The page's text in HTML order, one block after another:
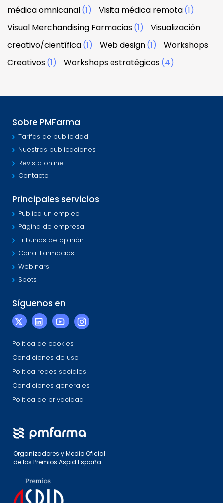
médica omnicanal(1) Visita médica remota(1)
Visual Merchandising Farmacias(1)
Visualización
creativo/científica(1) Web design(1)
Workshops
Creativos(1) Workshops estratégicos(4)
Sobre PMFarma
Tarifas de publicidad
Nuestras publicaciones
Revista online
Contacto
Principales servicios
Publica un empleo
Página de empresa
Tribunas de opinión
Canal Farmacias
Webinars
Spots
Síguenos en
Política de cookies
Condiciones de uso
Política redes sociales
Condiciones generales
Política de privacidad
Organizadores y Medio Oficial
de los Premios Aspid España